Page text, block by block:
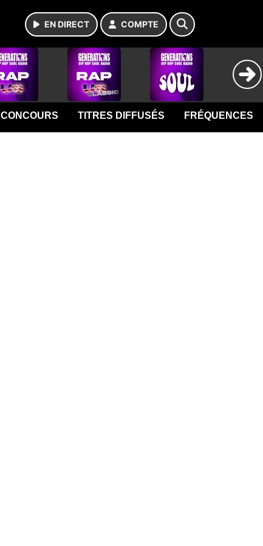
EN DIRECT COMPTE
CONCOURS TITRES DIFFUSÉS FRÉQUENCES